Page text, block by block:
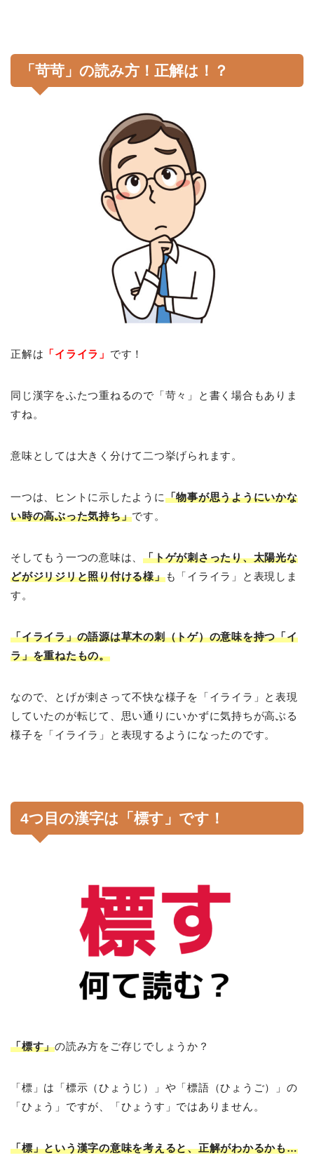
「苛苛」の読み方！正解は！？
正解は 「イライラ」 です！
同じ漢字をふたつ重ねるので「苛々」と書く場合もありま
すね。
意味としては大きく分けて二つ挙げられます。
一つは、ヒントに示したように「物事が思うようにいかな
い時の高ぶった気持ち」です。
そしてもう一つの意味は、「トゲが刺さったり、太陽光な
どがジリジリと照り付ける様」も「イライラ」と表現しま
す。
「イライラ」の語源は草木の刺（トゲ）の意味を持つ「イ
ラ」を重ねたもの。
なので、とげが刺さって不快な様子を「イライラ」と表現
していたのが転じて、思い通りにいかずに気持ちが高ぶる
様子を「イライラ」と表現するようになったのです。
4つ目の漢字は「標す」です！
「標す」の読み方をご存じでしょうか？
「標」は「標示（ひょうじ）」や「標語（ひょうご）」の
「ひょう」ですが、「ひょうす」ではありません。
「標」という漢字の意味を考えると、正解がわかるかも…